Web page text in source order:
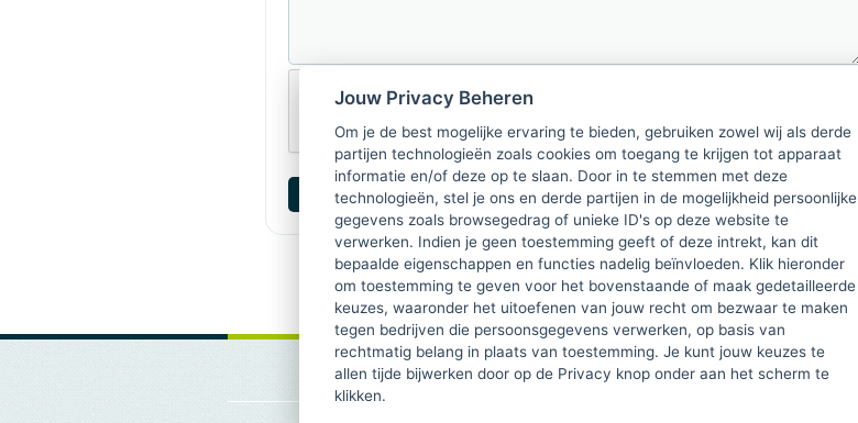
Jouw Privacy Beheren
Om je de best mogelijke ervaring te bieden, gebruiken zowel wij als derde
partijen technologieën zoals cookies om toegang te krijgen tot apparaat
informatie en/of deze op te slaan. Door in te stemmen met deze
technologieën, stel je ons en derde partijen in de mogelijkheid persoonlijke
gegevens zoals browsegedrag of unieke ID's op deze website te
verwerken. Indien je geen toestemming geeft of deze intrekt, kan dit
bepaalde eigenschappen en functies nadelig beïnvloeden. Klik hieronder
om toestemming te geven voor het bovenstaande of maak gedetailleerde
keuzes, waaronder het uitoefenen van jouw recht om bezwaar te maken
tegen bedrijven die persoonsgegevens verwerken, op basis van
rechtmatig belang in plaats van toestemming. Je kunt jouw keuzes te
allen tijde bijwerken door op de Privacy knop onder aan het scherm te
klikken.